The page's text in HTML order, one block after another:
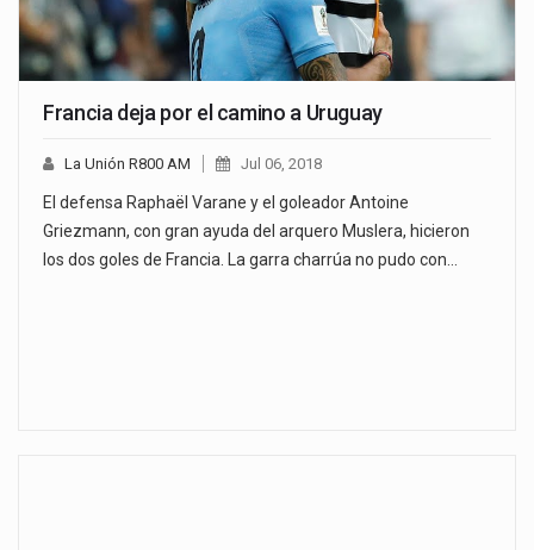
Francia deja por el camino a Uruguay
La Unión R800 AM Jul 06, 2018
El defensa Raphaël Varane y el goleador Antoine
Griezmann, con gran ayuda del arquero Muslera, hicieron
los dos goles de Francia. La garra charrúa no pudo con…